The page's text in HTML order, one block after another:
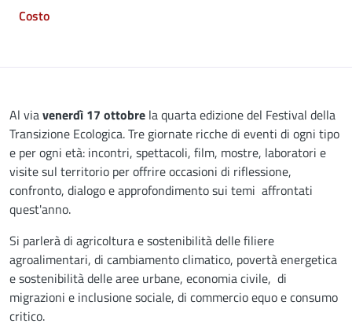
Costo
Descrizione
Al viavenerdì 17 ottobre la quarta edizione del Festival della
Transizione Ecologica. Tre giornate ricche di eventi di ogni tipo
e per ogni età: incontri, spettacoli, film, mostre, laboratori e
visite sul territorio per offrire occasioni di riflessione,
confronto, dialogo e approfondimento sui temi affrontati
quest'anno.
Si parlerà di agricoltura e sostenibilità delle filiere
agroalimentari, di cambiamento climatico, povertà energetica
e sostenibilità delle aree urbane, economia civile, di
migrazioni e inclusione sociale, di commercio equo e consumo
critico.